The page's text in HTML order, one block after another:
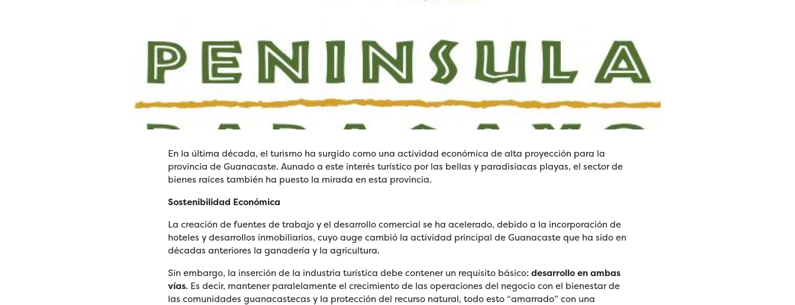
En la última década, el turismo ha surgido como una actividad económica de alta proyección para la
provincia de Guanacaste. Aunado a este interés turístico por las bellas y paradisiacas playas, el sector de
bienes raíces también ha puesto la mirada en esta provincia.
Sostenibilidad Económica
La creación de fuentes de trabajo y el desarrollo comercial se ha acelerado, debido a la incorporación de
hoteles y desarrollos inmobiliarios, cuyo auge cambió la actividad principal de Guanacaste que ha sido en
décadas anteriores la ganadería y la agricultura.
Sin embargo, la inserción de la industria turística debe contener un requisito básico:desarrollo en ambas
vías. Es decir, mantener paralelamente el crecimiento de las operaciones del negocio con el bienestar de
las comunidades guanacastecas y la protección del recurso natural, todo esto “amarrado” con una